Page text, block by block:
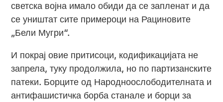
светска војна имало обиди да се запленат и да
се уништат сите примероци на Рациновите
„Бели Мугри“.
И покрај овие притисоци, кодификацијата не
запрела, туку продолжила, но по партизанските
патеки. Борците од Народноослободителната и
антифашистичка борба станале и борци за